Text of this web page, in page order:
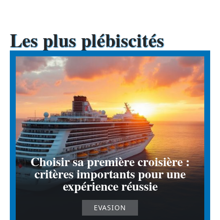
Les plus plébiscités
Choisir sa première croisière :
critères importants pour une
expérience réussie
EVASION